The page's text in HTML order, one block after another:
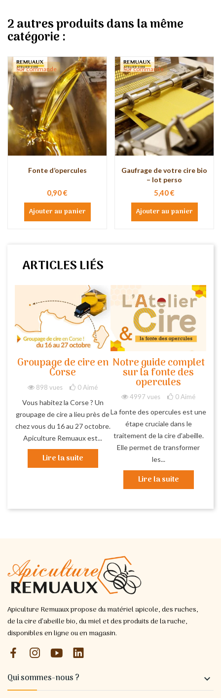
2 autres produits dans la même
catégorie :
Sur commande
Fonte d’opercules
0,90 €
Ajouter au panier
Sur commande
Gaufrage de votre cire bio
– lot perso
5,40 €
Ajouter au panier
ARTICLES LIÉS
Groupage de cire en
Corse
898 vues 0Aimé
Vous habitez la Corse ? Un
groupage de cire a lieu près de
chez vous du 16 au 27 octobre.
Apiculture Remuaux est...
Lire la suite
Notre guide complet
sur la fonte des
opercules
4997 vues 0Aimé
La fonte des opercules est une
étape cruciale dans le
traitement de la cire d'abeille.
Elle permet de transformer
les...
Lire la suite
Apiculture Remuaux propose du matériel apicole, des ruches,
de la cire d’abeille bio, du miel et des produits de la ruche,
disponibles en ligne ou en magasin.
Qui sommes-nous ? 